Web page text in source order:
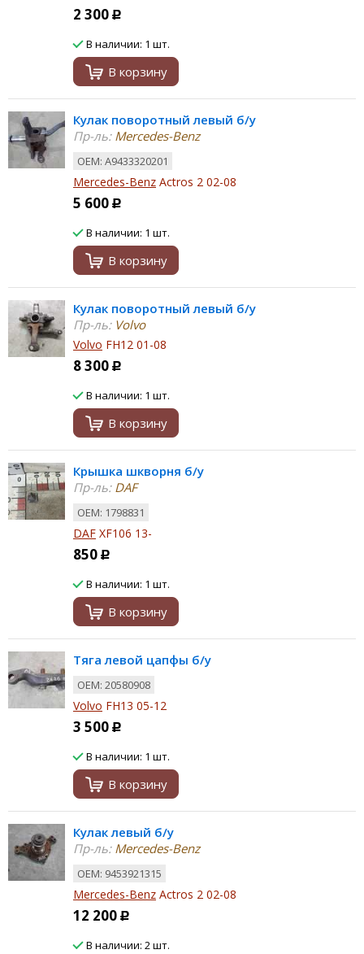
2 300 Р
В наличии: 1 шт.
В корзину
Кулак поворотный левый б/у
Пр-ль:Mercedes-Benz
ОЕМ: A9433320201
Mercedes-Benz Actros 2 02-08
5 600 Р
В наличии: 1 шт.
В корзину
Кулак поворотный левый б/у
Пр-ль:Volvo
Volvo FH12 01-08
8 300 Р
В наличии: 1 шт.
В корзину
Крышка шкворня б/у
Пр-ль:DAF
ОЕМ: 1798831
DAF XF106 13-
850 Р
В наличии: 1 шт.
В корзину
Тяга левой цапфы б/у
ОЕМ: 20580908
Volvo FH13 05-12
3 500 Р
В наличии: 1 шт.
В корзину
Кулак левый б/у
Пр-ль:Mercedes-Benz
ОЕМ: 9453921315
Mercedes-Benz Actros 2 02-08
12 200 Р
В наличии: 2 шт.